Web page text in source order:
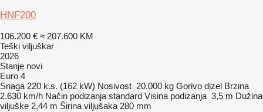
HNF200
106.200 € ≈ 207.600 KM
Teški viljuškar
2026
Stanje novi
Euro 4
Snaga 220 k.s. (162 kW) Nosivost 20.000 kg Gorivo dizel Brzina
2.630 km/h Način podizanja standard Visina podizanja 3,5 m Dužina
viljuške 2,44 m Širina viljušaka 280 mm